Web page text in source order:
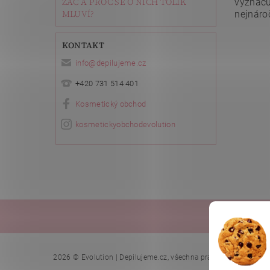
MLUVÍ?
KONTAKT
info@ depilujeme.cz
+420 731 514 401
Kosmetický obchod
kosmetickyobchodevolution
Ella Baché
2026 © Evolution | Depilujeme.cz, všechna práva vyhrazena